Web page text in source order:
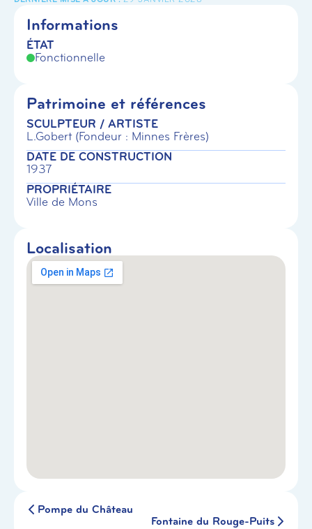
Informations
ÉTAT
Fonctionnelle
Patrimoine et références
SCULPTEUR / ARTISTE
L.Gobert (Fondeur : Minnes Frères)
DATE DE CONSTRUCTION
1937
PROPRIÉTAIRE
Ville de Mons
Localisation
Pompe du Château
Fontaine du Rouge-Puits